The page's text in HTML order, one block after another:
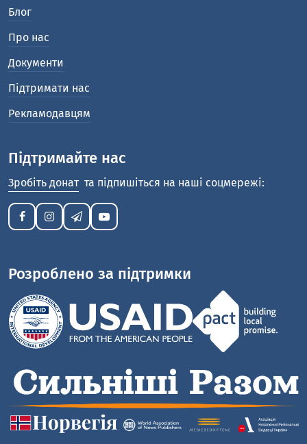
Блог
Про нас
Документи
Підтримати нас
Рекламодавцям
Підтримайте нас
Зробіть донат та підпишіться на наші соцмережі:
Розроблено за підтримки